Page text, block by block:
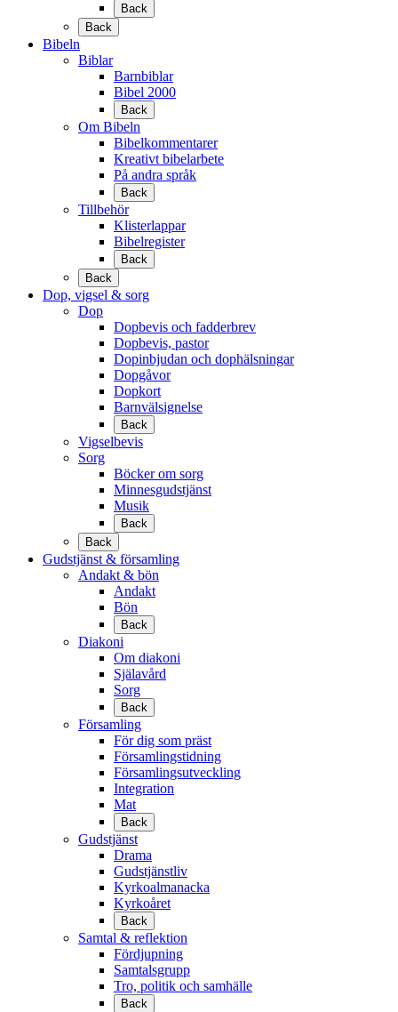
Back
Back
Bibeln
Biblar
Barnbiblar
Bibel 2000
Back
Om Bibeln
Bibelkommentarer
Kreativt bibelarbete
På andra språk
Back
Tillbehör
Klisterlappar
Bibelregister
Back
Back
Dop, vigsel & sorg
Dop
Dopbevis och fadderbrev
Dopbevis, pastor
Dopinbjudan och dophälsningar
Dopgåvor
Dopkort
Barnvälsignelse
Back
Vigselbevis
Sorg
Böcker om sorg
Minnesgudstjänst
Musik
Back
Back
Gudstjänst & församling
Andakt & bön
Andakt
Bön
Back
Diakoni
Om diakoni
Själavård
Sorg
Back
Församling
För dig som präst
Församlingstidning
Församlingsutveckling
Integration
Mat
Back
Gudstjänst
Drama
Gudstjänstliv
Kyrkoalmanacka
Kyrkoåret
Back
Samtal & reflektion
Fördjupning
Samtalsgrupp
Tro, politik och samhälle
Back